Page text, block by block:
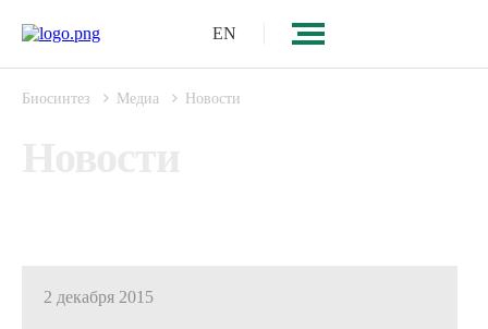
EN
Биосинтез Медиа Новости
2 декабря 2015